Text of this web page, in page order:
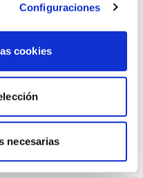
Configuraciones
cookies
necesarias